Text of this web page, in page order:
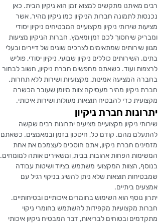
רבים מאיתנו מתקשים למצוא זמן הוא ניקיון הבית. כאן
נכנסות לתמונה חברות הניקיון כמו ניקיון מהיר, אשר
מציעות שירותי ניקיון מקצועיים המבטיחים ניקיון יסודי
ומבריק שיחסוך לכם זמן ומאמץ. חברות הניקיון מציעות
מגוון שירותים שמתאימים לצרכים שונים של דיירים ובעלי
בתים. השירותים כוללים ניקיון שבועי, ניקיון יסודי, פוליש
לרצפות ועוד. כשאתם מחפשים חברת ניקיון, חשוב לבחור
בחברה המציעה אמינות, מקצועיות ושירות ללא תחרות.
חברת ניקיון מהיר מעסיקה צוות מיומן שעובר הכשרה
מקצועית כדי להבטיח תוצאות מעולות ושירות איכותי.
יתרונות חברת ניקיון
שירותי ניקיון מקצועיים מציעים יתרונות רבים שקשה
להתעלם מהם. קודם כל, חיסכון בזמן ובמאמצים. כשאתם
מזמינים חברת ניקיון, אתם חוסכים לעצמכם את אחת
המשימות הפחות אהובות בבית, ומשאירים אותה למומחים.
בנוסף, הצוות המקצועי משתמש בציוד ושיטות עבודה
שמבטיחות תוצאות שלא ניתן להשיג בניקוי רגיל עם
אמצעים ביתיים.
יתרון נוסף הוא השימוש בחומרים איכותיים ובטיחותיים.
חברות מקצועיות מקפידות להשתמש בחומרי ניקוי
מתקדמים ובטוחים לבריאות, דבר המבטיח ניקיון איכותי